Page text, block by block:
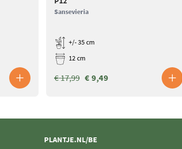
Sansevieria
+/- 35 cm
12 cm
€ 9,49
€ 17,99
PLANTJE.NL/BE